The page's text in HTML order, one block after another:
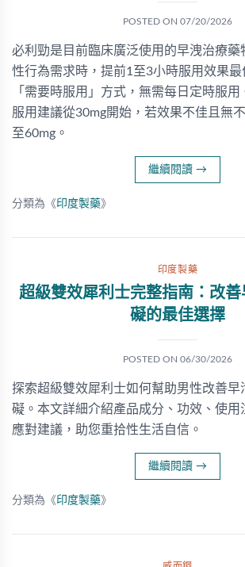
POSTED ON 07/20/2026
必利勁是目前臨床廣泛使用的早洩治療藥
性行為需求時，提前1至3小時服用效果
「需要時服用」方式，無需每日定時服
服用建議從30mg開始，若效果不佳且無
至60mg。
繼續閱讀 →
分類為《印度製藥》
印度製藥
超級雙效犀利士完整指南：改
礙的最佳選擇
POSTED ON 06/30/2026
探索超級雙效犀利士如何幫助男性改善早
礙。本文詳細介紹產品成分、功效、使用
應對建議，助您重拾性生活自信。
繼續閱讀 →
分類為《印度製藥》